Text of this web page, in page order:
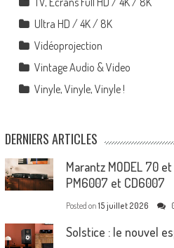
Ultra HD / 4K / 8K
Vidéoprojection
Vintage Audio & Video
Vinyle, Vinyle, Vinyle !
DERNIERS ARTICLES
Marantz MODEL 70
PM6007 et CD6007
Posted on 15 juillet 2026
Solstice : le nouvel